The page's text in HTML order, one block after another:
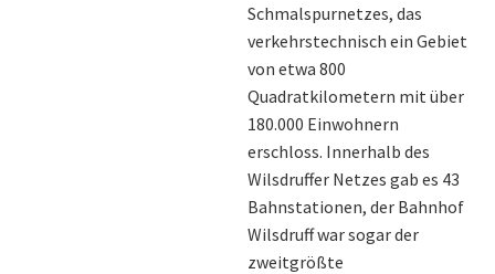
Schmalspurnetzes, das
verkehrstechnisch ein Gebiet
von etwa 800
Quadratkilometern mit über
180.000 Einwohnern
erschloss. Innerhalb des
Wilsdruffer Netzes gab es 43
Bahnstationen, der Bahnhof
Wilsdruff war sogar der
zweitgrößte